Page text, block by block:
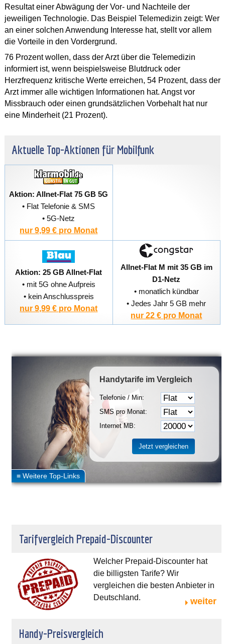
Resultat einer Abwägung der Vor- und Nachteile der
jeweiligen Technologie. Das Beispiel Telemedizin zeigt: Wer
an einer solchen Anwendung Interesse hat, stellt vor allem
die Vorteile in den Vordergrund.
76 Prozent wollen, dass der Arzt über die Telemedizin
informiert ist, wenn beispielsweise Blutdruck oder
Herzfrequenz kritische Werte erreichen, 54 Prozent, dass der
Arzt immer alle wichtigen Informationen hat. Angst vor
Missbrauch oder einen grundsätzlichen Vorbehalt hat nur
eine Minderheit (21 Prozent).
Aktuelle Top-Aktionen für Mobilfunk
Aktion: Allnet-Flat 75 GB 5G
• Flat Telefonie & SMS
• 5G-Netz
nur 9,99 € pro Monat
Aktion: 25 GB Allnet-Flat
• mit 5G ohne Aufpreis
• kein Anschlusspreis
nur 9,99 € pro Monat
Allnet-Flat M mit 35 GB im
D1-Netz
• monatlich kündbar
• Jedes Jahr 5 GB mehr
nur 22 € pro Monat
Handytarife im Vergleich
Telefonie / Min:
SMS pro Monat:
Internet MB:
Tarifvergleich Prepaid-Discounter
Welcher Prepaid-Discounter hat
die billigsten Tarife? Wir
vergleichen die besten Anbieter in
Deutschland.
weiter
Handy-Preisvergleich